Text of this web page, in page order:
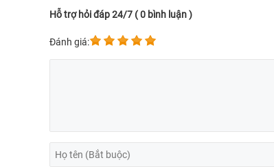
Hỗ trợ hỏi đáp 24/7 ( 0 bình luận )
Đánh giá: